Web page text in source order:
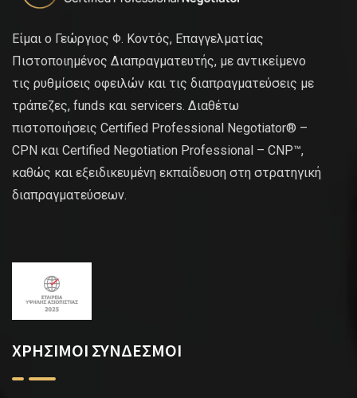
Είμαι ο Γεώργιος Φ. Κοντός, Επαγγελματίας
Πιστοποιημένος Διαπραγματευτής, με αντικείμενο
τις ρυθμίσεις οφειλών και τις διαπραγματεύσεις με
τράπεζες, funds και servicers. Διαθέτω
πιστοποιήσεις Certified Professional Negotiator® –
CPN και Certified Negotiation Professional – CNP™,
καθώς και εξειδικευμένη εκπαίδευση στη στρατηγική
διαπραγματεύσεων.
ΧΡΗΣΙΜΟΙ ΣΥΝΔΕΣΜΟΙ